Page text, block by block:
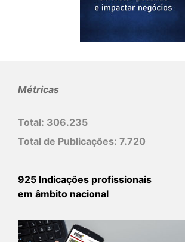
Métricas
Total: 306.235
Total de Publicações: 7.720
925 Indicações profissionais
em âmbito nacional